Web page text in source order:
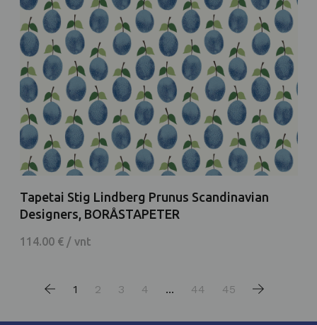
Tapetai Stig Lindberg Prunus Scandinavian
Designers, BORÅSTAPETER
114.00 € / vnt
1 2 3 4 ... 44 45